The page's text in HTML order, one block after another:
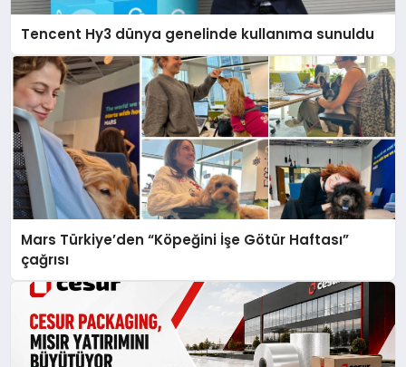
Tencent Hy3 dünya genelinde kullanıma sunuldu
Mars Türkiye’den “Köpeğini İşe Götür Haftası”
çağrısı